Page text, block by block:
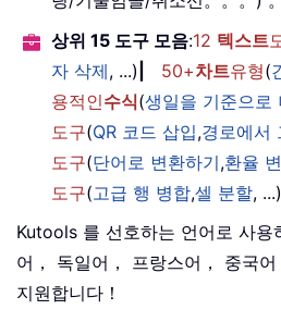
상위 15 도구 모음:12 텍스트
자 삭제, ...) 50+차트유형(
용적인수식(생일을 기준으로
도구(QR 코드 삽입,경로에서
도구(단어로 변환하기,환율
도구(고급 행 병합,셀 분할, ...)
Kutools 를 선호하는 언어로 사용
어， 독일어， 프랑스어， 중국
지원합니다！